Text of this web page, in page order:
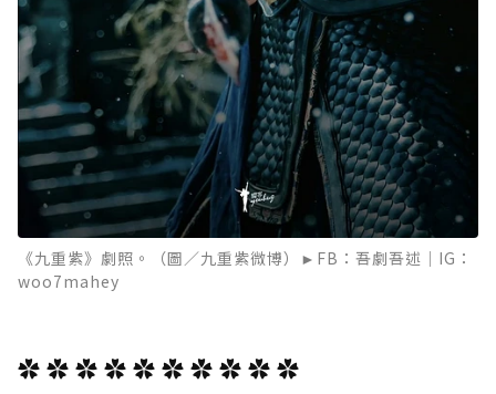
《九重紫》劇照。（圖／九重紫微博）►FB：吾劇吾述｜IG：
woo7mahey
✿ ✿ ✿ ✿ ✿ ✿ ✿ ✿ ✿ ✿